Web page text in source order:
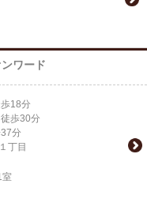
ワード
歩18分
徒歩30分
37分
１丁目
室